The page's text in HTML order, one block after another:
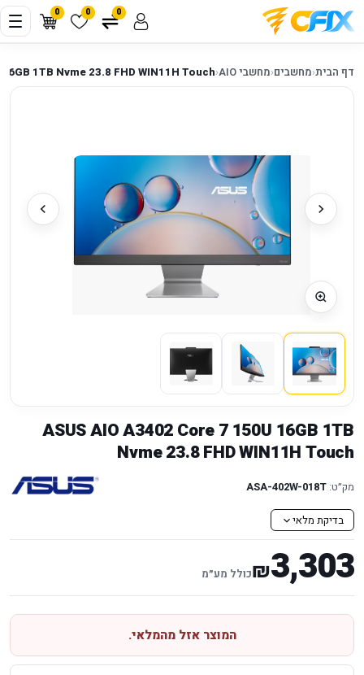
0 0 0
דף הבית‹מחשבים‹מחשבי AIO ‹
1TB Nvme 23.8 FHD WIN11H Touch
ASUS AIO A3402 Core 7 150U 16GB 1TB
Nvme 23.8 FHD WIN11H Touch
מק״ט: ASA-402W-018T
בדיקת מלאי
3,303
₪כולל מע״מ
המוצר אזל מהמלאי.